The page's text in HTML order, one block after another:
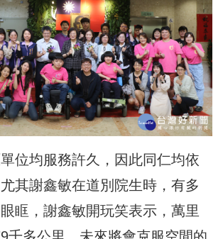
位均服務許久，因此同仁均依
其謝鑫敏在道別院生時，有多
眶，謝鑫敏開玩笑表示，萬里